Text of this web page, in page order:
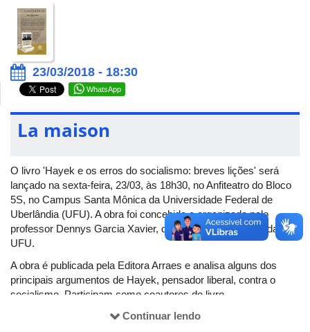
23/03/2018 - 18:30
WhatsApp
La maison
O livro 'Hayek e os erros do socialismo: breves lições' será
lançado na sexta-feira, 23/03, às 18h30, no Anfiteatro do Bloco
5S, no Campus Santa Mônica da Universidade Federal de
Uberlândia (UFU). A obra foi concebida e organizada pelo
professor Dennys Garcia Xavier, do Instituto de Filosofia da
UFU.
A obra é publicada pela Editora Arraes e analisa alguns dos
principais argumentos de Hayek, pensador liberal, contra o
socialismo. Participam como coautores do livro
Continuar lendo